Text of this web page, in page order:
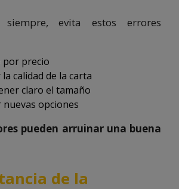
evita estos errores
por precio
calidad de la carta
claro el tamaño
opciones
pueden arruinar una buena
de la